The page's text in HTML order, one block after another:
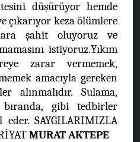
düşürüyor hemde
çıkarıyor keza ölümlere
şahit oluyoruz ve
istiyoruz.Yıkım
zarar vermemek,
amacıyla gereken
alınmalıdır. Sulama,
gibi tedbirler
SAYGILARIMIZLA
MURAT AKTEPE